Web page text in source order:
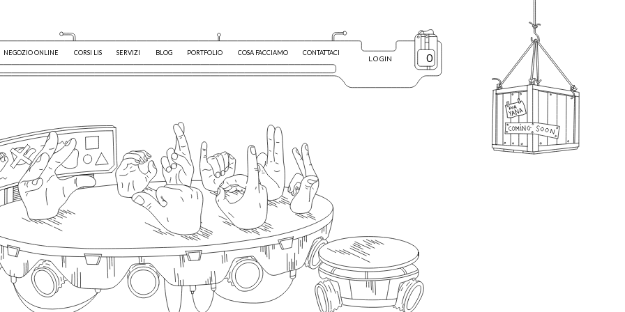
NEGOZIO ONLINE CORSI LIS SERVIZI BLOG PORTFOLIO COSA FACCIAMO CONTATTACI
LOGIN 0